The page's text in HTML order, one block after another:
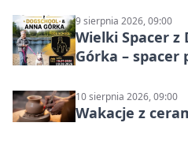
9 sierpnia 2026, 09:00
Wielki Spacer z
Górka – spacer
10 sierpnia 2026, 09:00
Wakacje z